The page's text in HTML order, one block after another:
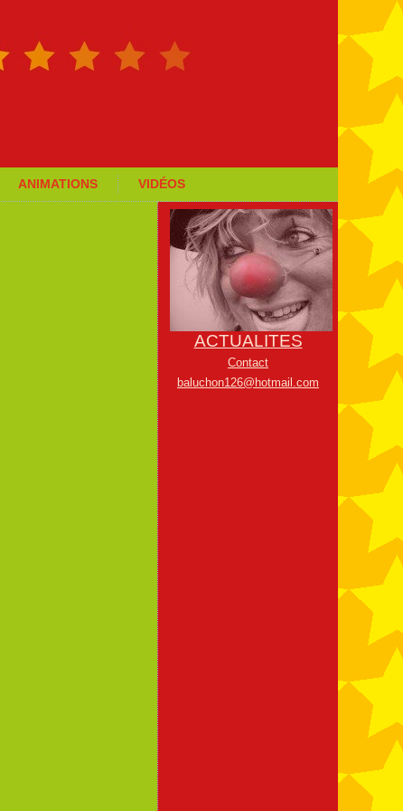
ANIMATIONS VIDÉOS
ACTUALITES
Contact
baluchon126@hotmail.com